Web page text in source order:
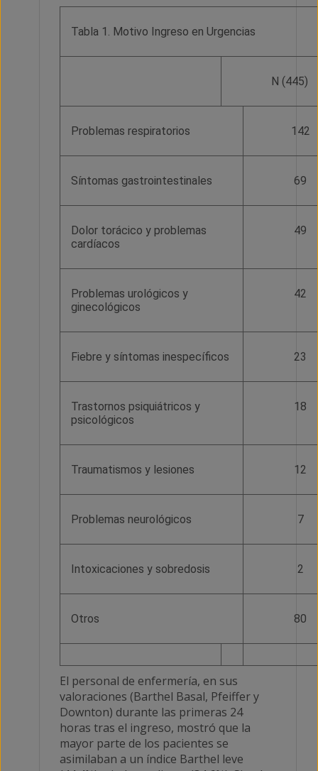
Tabla 1. Motivo Ingreso en Urgencias
N (445)
Problemas respiratorios 142
Síntomas gastrointestinales 69
Dolor torácico y problemas
cardíacos
49
Problemas urológicos y
ginecológicos
42
Fiebre y síntomas inespecíficos 23
Trastornos psiquiátricos y
psicológicos
18
Traumatismos y lesiones 12
Problemas neurológicos 7
Intoxicaciones y sobredosis 2
Otros 80
El personal de enfermería, en sus
valoraciones (Barthel Basal, Pfeiffer y
Downton) durante las primeras 24
horas tras el ingreso, mostró que la
mayor parte de los pacientes se
asimilaban a un índice Barthel leve